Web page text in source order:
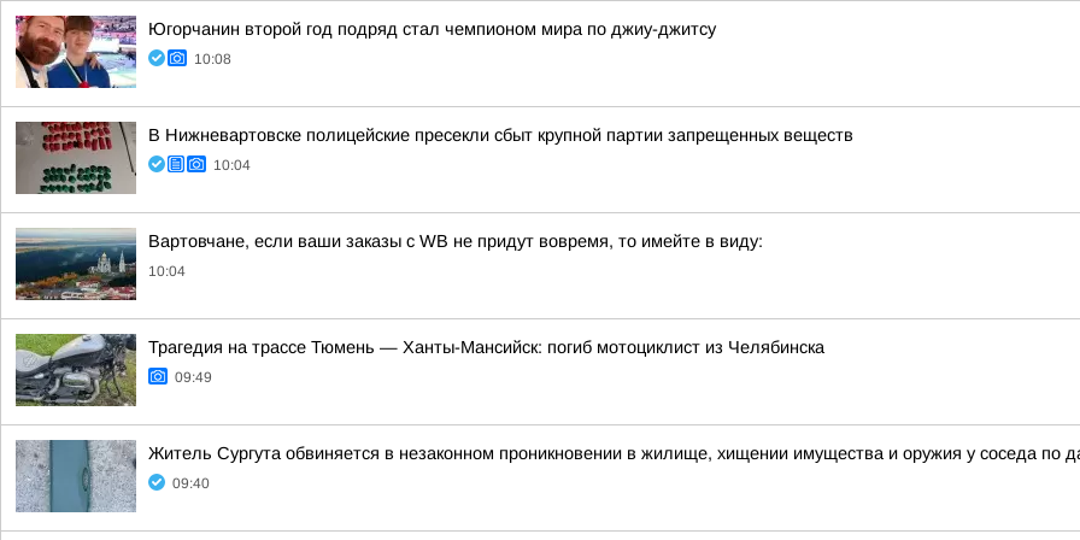
Югорчанин второй год подряд стал чемпионом мира по джиу-джитсу
10:08
В Нижневартовске полицейские пресекли сбыт крупной партии запрещенных веществ
10:04
Вартовчане, если ваши заказы с WB не придут вовремя, то имейте в виду:
10:04
Трагедия на трассе Тюмень — Ханты-Мансийск: погиб мотоциклист из Челябинска
09:49
Житель Сургута обвиняется в незаконном проникновении в жилище, хищении имущества и оружия у соседа по
09:40